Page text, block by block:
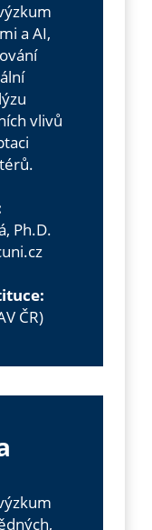
a AI,
vlivů
Ph.D.
ČR)